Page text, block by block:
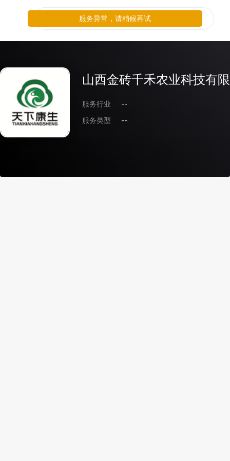
山西金砖千禾农业科技有
服务行业
--
服务类型
--
服务异常，请稍候再试